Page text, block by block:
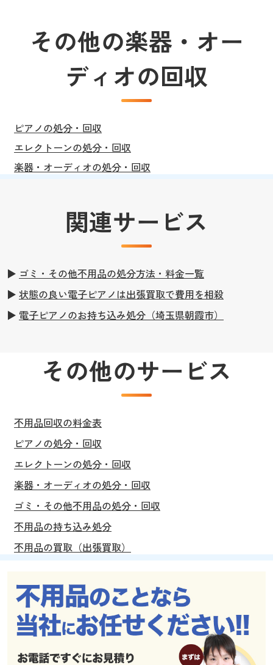
その他の楽器・オー
ディオの回収
ピアノの処分・回収
エレクトーンの処分・回収
楽器・オーディオの処分・回収
関連サービス
▶ ゴミ・その他不用品の処分方法・料金一覧
▶ 状態の良い電子ピアノは出張買取で費用を相殺
▶ 電子ピアノのお持ち込み処分（埼玉県朝霞市）
その他のサービス
不用品回収の料金表
ピアノの処分・回収
エレクトーンの処分・回収
楽器・オーディオの処分・回収
ゴミ・その他不用品の処分・回収
不用品の持ち込み処分
不用品の買取（出張買取）